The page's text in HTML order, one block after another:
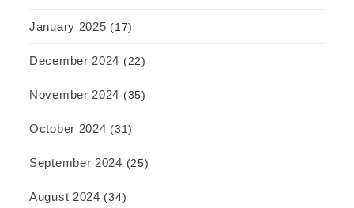
January 2025 (17)
December 2024 (22)
November 2024 (35)
October 2024 (31)
September 2024 (25)
August 2024 (34)